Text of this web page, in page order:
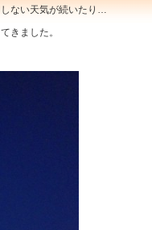
ない天気が続いたり…
きました。